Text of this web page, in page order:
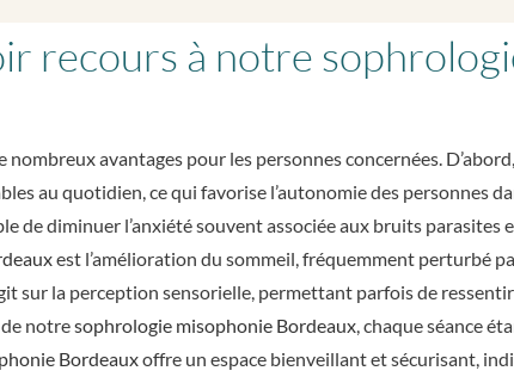
recours à notre
nombreux avantages pour les personnes concernées.
au quotidien, ce qui favorise l’autonomie des personnes
de diminuer l’anxiété souvent associée aux bruits
est l’amélioration du sommeil, fréquemment perturbé
sur la perception sensorielle, permettant parfois de
notresophrologie misophonie Bordeaux , chaque séance
Bordeauxoffre un espace bienveillant et sécurisant,